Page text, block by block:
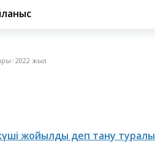
2022 жыл
жойылды деп тану туралы